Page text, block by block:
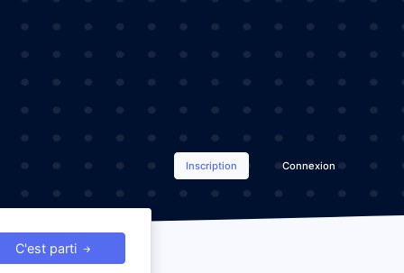
Inscription Connexion
C'est parti